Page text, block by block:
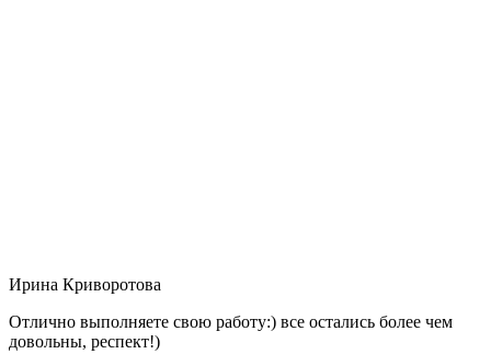
Ирина Криворотова
Отлично выполняете свою работу:) все остались более чем
довольны, респект!)